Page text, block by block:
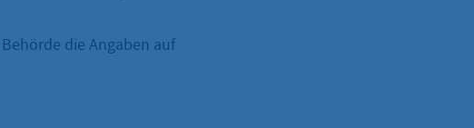
die Angaben auf